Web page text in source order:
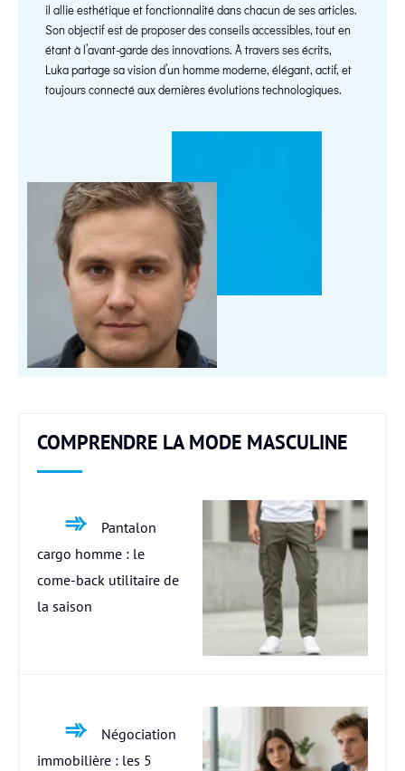
il allie esthétique et fonctionnalité dans chacun de ses articles.
Son objectif est de proposer des conseils accessibles, tout en
étant à l’avant-garde des innovations. À travers ses écrits,
Luka partage sa vision d’un homme moderne, élégant, actif, et
toujours connecté aux dernières évolutions technologiques.
COMPRENDRE LA MODE MASCULINE
Pantalon
cargo homme : le
come-back utilitaire de
la saison
Négociation
immobilière : les 5